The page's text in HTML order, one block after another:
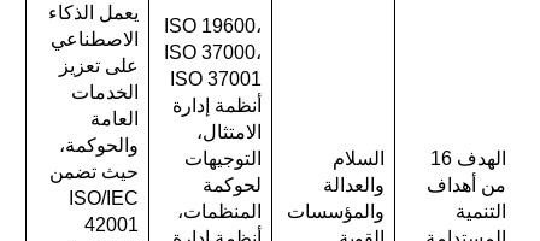
الهدف 16
من أهداف
التنمية
السلام
والعدالة
والمؤسسات
ISO 19600،
ISO 37000،
ISO 37001
أنظمة إدارة
الامتثال،
التوجيهات
لحوكمة
المنظمات،
يعمل الذكاء
الاصطناعي
على تعزيز
الخدمات
العامة
والحوكمة،
حيث تضمن
ISO/IEC
42001